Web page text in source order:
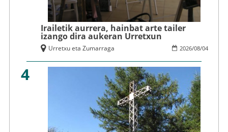
Irailetik aurrera, hainbat arte tailer
izango dira aukeran Urretxun
2026/08/04
Urretxu eta Zumarraga
4